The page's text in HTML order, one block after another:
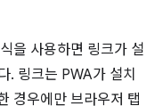
을 사용하면 링크가 설
. 링크는 PWA가 설치
경우에만 브라우저 탭